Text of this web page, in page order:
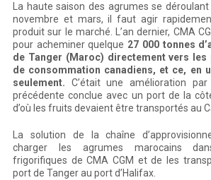
La haute saison des agrumes se
novembre et mars, il faut agir
produit sur le marché. L’an dernier, CMA
pour acheminer quelque 27 000 tonnes
de Tanger (Maroc) directement vers les
de consommation canadiens, et ce, en
seulement. C’était une amélioration
précédente conclue avec un port de la
d’où les fruits devaient être transportés au
La solution de la chaîne
charger les agrumes marocains
frigorifiques de CMA CGM et de les
port de Tanger au port d’Halifax.